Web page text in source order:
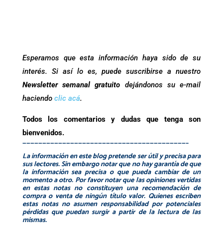
Esperamos que esta información haya sido de su
interés. Si así lo es, puede suscribirse a nuestro
Newsletter semanal gratuito dejándonos su e-mail
haciendo clic acá.
Todos los comentarios y dudas que tenga son
bienvenidos.
—————————————————————————————————————————–
La información en este blog pretende ser útil y precisa para
sus lectores. Sin embargo notar que no hay garantía de que
la información sea precisa o que pueda cambiar de un
momento a otro. Por favor notar que las opiniones vertidas
en estas notas no constituyen una recomendación de
compra o venta de ningún título valor. Quienes escriben
estas notas no asumen responsabilidad por potenciales
pérdidas que puedan surgir a partir de la lectura de las
mismas.